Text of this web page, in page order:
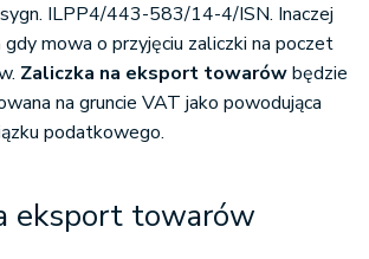
ILPP4/443-583/14-4/ISN. Inaczej
mowa o przyjęciu zaliczki na poczet
Zaliczka na eksport towarówbędzie
na gruncie VAT jako powodująca
podatkowego.
eksport towarów